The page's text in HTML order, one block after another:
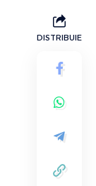
DISTRIBUIE